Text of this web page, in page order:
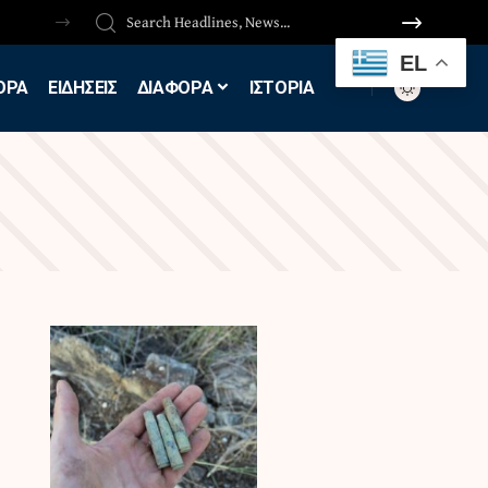
ΕΙΔΗΣΕΙΣ ΔΙΑΦΟΡΑ ΙΣΤΟΡΙΑ
EL